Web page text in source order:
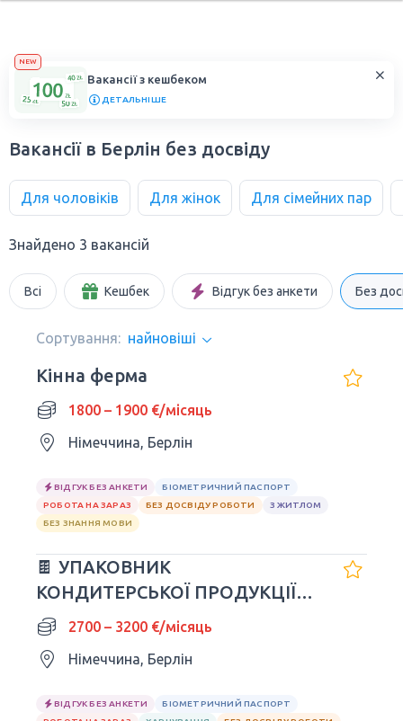
NEW
Вакансії з кешбеком
ДЕТАЛЬНІШЕ
Вакансії в Берлін без досвіду
Для чоловіків Для жінок Для сімейних пар
Знайдено 3 вакансій
Всі Кешбек Відгук без анкети Без
Сортування: найновіші
Кінна ферма
1800 – 1900 €/місяць
Німеччина, Берлін
ВІДГУК БЕЗ АНКЕТИ
БІОМЕТРИЧНИЙ ПАСПОРТ
РОБОТА НА ЗАРАЗ
БЕЗ ДОСВІДУ РОБОТИ
З ЖИТЛОМ
БЕЗ ЗНАННЯ МОВИ
🍫 УПАКОВНИК
КОНДИТЕРСЬКОЇ ПРОДУКЦІЇ
SNICKERS | НІМЕЧЧИНА 🇩🇪
2700 – 3200 €/місяць
Німеччина, Берлін
ВІДГУК БЕЗ АНКЕТИ
БІОМЕТРИЧНИЙ ПАСПОРТ